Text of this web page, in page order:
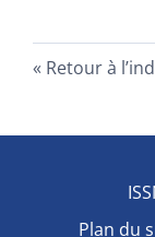
Retour à
Plan du